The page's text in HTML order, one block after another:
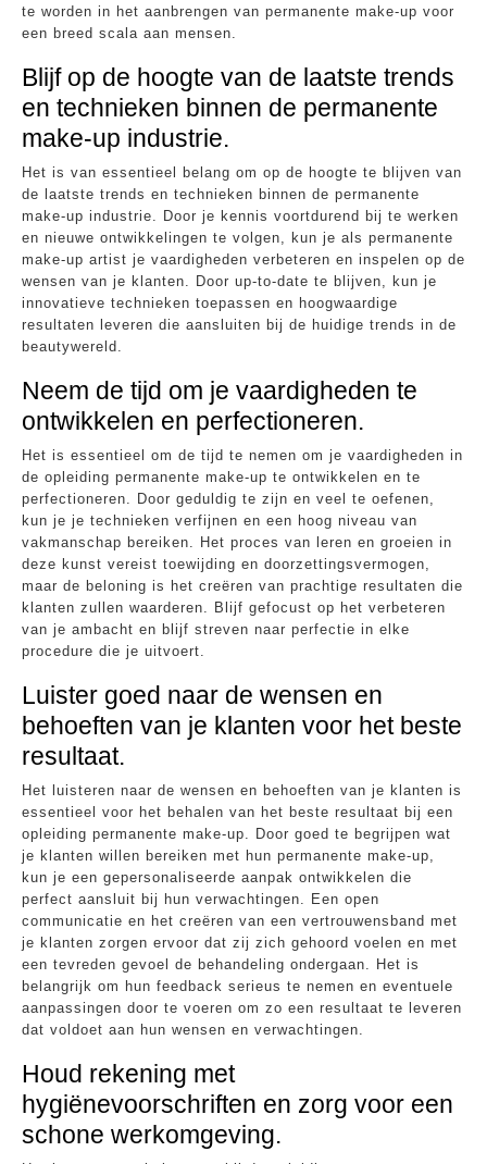
te worden in het aanbrengen van permanente make-up voor
een breed scala aan mensen.
Blijf op de hoogte van de laatste trends
en technieken binnen de permanente
make-up industrie.
Het is van essentieel belang om op de hoogte te blijven van
de laatste trends en technieken binnen de permanente
make-up industrie. Door je kennis voortdurend bij te werken
en nieuwe ontwikkelingen te volgen, kun je als permanente
make-up artist je vaardigheden verbeteren en inspelen op de
wensen van je klanten. Door up-to-date te blijven, kun je
innovatieve technieken toepassen en hoogwaardige
resultaten leveren die aansluiten bij de huidige trends in de
beautywereld.
Neem de tijd om je vaardigheden te
ontwikkelen en perfectioneren.
Het is essentieel om de tijd te nemen om je vaardigheden in
de opleiding permanente make-up te ontwikkelen en te
perfectioneren. Door geduldig te zijn en veel te oefenen,
kun je je technieken verfijnen en een hoog niveau van
vakmanschap bereiken. Het proces van leren en groeien in
deze kunst vereist toewijding en doorzettingsvermogen,
maar de beloning is het creëren van prachtige resultaten die
klanten zullen waarderen. Blijf gefocust op het verbeteren
van je ambacht en blijf streven naar perfectie in elke
procedure die je uitvoert.
Luister goed naar de wensen en
behoeften van je klanten voor het beste
resultaat.
Het luisteren naar de wensen en behoeften van je klanten is
essentieel voor het behalen van het beste resultaat bij een
opleiding permanente make-up. Door goed te begrijpen wat
je klanten willen bereiken met hun permanente make-up,
kun je een gepersonaliseerde aanpak ontwikkelen die
perfect aansluit bij hun verwachtingen. Een open
communicatie en het creëren van een vertrouwensband met
je klanten zorgen ervoor dat zij zich gehoord voelen en met
een tevreden gevoel de behandeling ondergaan. Het is
belangrijk om hun feedback serieus te nemen en eventuele
aanpassingen door te voeren om zo een resultaat te leveren
dat voldoet aan hun wensen en verwachtingen.
Houd rekening met
hygiënevoorschriften en zorg voor een
schone werkomgeving.